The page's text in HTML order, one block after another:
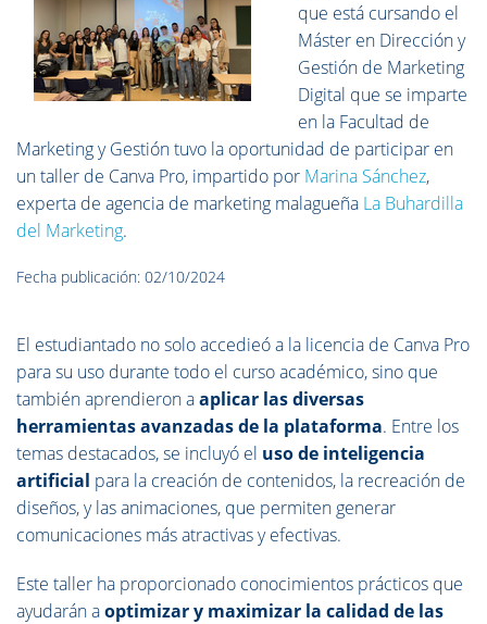
que está cursando el
Máster en Dirección y
Gestión de Marketing
Digital que se imparte
en la Facultad de
Marketing y Gestión tuvo la oportunidad de participar en
un taller de Canva Pro, impartido por Marina Sánchez,
experta de agencia de marketing malagueña La Buhardilla
del Marketing.
Fecha publicación: 02/10/2024
El estudiantado no solo accedieó a la licencia de Canva Pro
para su uso durante todo el curso académico, sino que
también aprendieron aaplicar las diversas
herramientas avanzadas de la plataforma. Entre los
temas destacados, se incluyó el uso de inteligencia
artificial para la creación de contenidos, la recreación de
diseños, y las animaciones, que permiten generar
comunicaciones más atractivas y efectivas.
Este taller ha proporcionado conocimientos prácticos que
ayudarán aoptimizar y maximizar la calidad de las